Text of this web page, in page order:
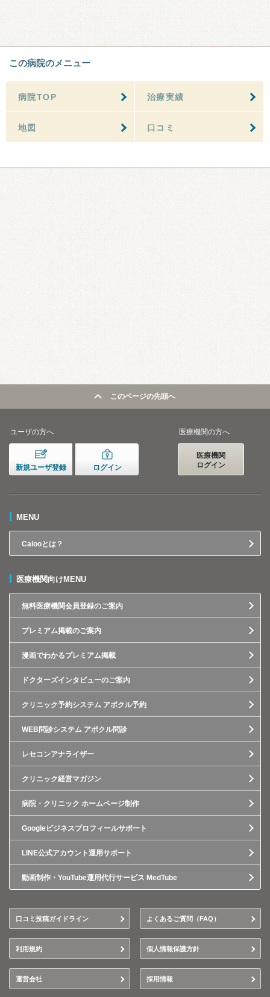
この病院のメニュー
病院TOP 治療実績
地図 口コミ
このページの先頭へ
ユーザの方へ
新規ユーザ登録 ログイン
医療機関の方へ
医療機関
ログイン
MENU
Calooとは？
医療機関向けMENU
無料医療機関会員登録のご案内
プレミアム掲載のご案内
漫画でわかるプレミアム掲載
ドクターズインタビューのご案内
クリニック予約システム アポクル予約
WEB問診システム アポクル問診
レセコンアナライザー
クリニック経営マガジン
病院・クリニック ホームページ制作
Googleビジネスプロフィールサポート
LINE公式アカウント運用サポート
動画制作・YouTube運用代行サービス MedTube
口コミ投稿ガイドライン よくあるご質問（FAQ）
利用規約 個人情報保護方針
運営会社 採用情報